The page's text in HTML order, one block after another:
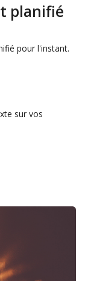
planifié
pour l'instant.
sur vos